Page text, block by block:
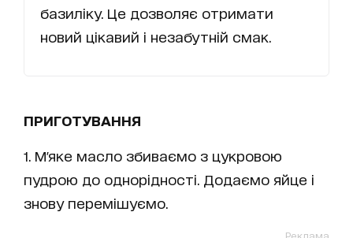
базиліку. Це дозволяє отримати
новий цікавий і незабутній смак.
ПРИГОТУВАННЯ
1. М'яке масло збиваємо з цукровою
пудрою до однорідності. Додаємо яйце і
знову перемішуємо.
Реклама